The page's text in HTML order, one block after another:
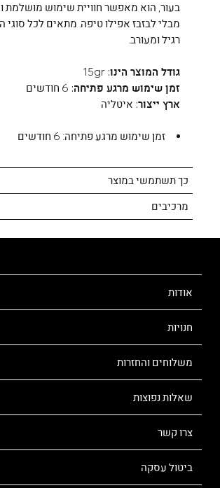
כך תשתמשי במוצר
מרכיבים
בעור, הוא מאפשר חוויית שימוש מושלמת
מבלי לבזבז אפילו טיפה. מתאים לכל סוגי
רגיל ומעורב.
גודל המוצר הינו:15gr
זמן שימוש מרגע פתיחה: 6 חודשים
ארץ ייצור: איטליה
זמן שימוש מרגע פתיחה: 6 חודשים
אודות
חנויות
משלוחים והחזרות
שאלות נפוצות
צרו קשר
ביטול עסקה